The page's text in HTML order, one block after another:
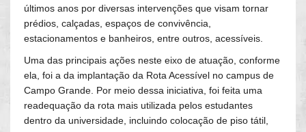
últimos anos por diversas intervenções que visam tornar
prédios, calçadas, espaços de convivência,
estacionamentos e banheiros, entre outros, acessíveis.
Uma das principais ações neste eixo de atuação, conforme
ela, foi a da implantação da Rota Acessível no campus de
Campo Grande. Por meio dessa iniciativa, foi feita uma
readequação da rota mais utilizada pelos estudantes
dentro da universidade, incluindo colocação de piso tátil,